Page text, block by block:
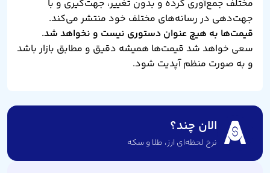
مختلف جمع‌آوری کرده و بدون تغییر، جهت‌گیری و با
جهت‌دهی در رسانه‌های مختلف خود منتشر می‌کند.
قیمت‌ها به هیچ عنوان دستوری نیست و نخواهد شد.
سعی خواهد شد قیمت‌ها همیشه دقیق و مطابق بازار باشد
و به صورت منظم آپدیت شود.
الان چند؟
نرخ لحظه‌ای ارز،‌ طلا و سکه